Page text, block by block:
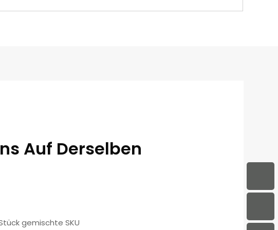
Auf Derselben
gemischte SKU